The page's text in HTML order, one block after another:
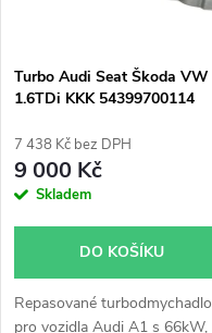
Turbo Audi Seat Škoda VW
1.6TDi KKK 54399700114
54399700136 54399700086
7 438 Kč bez DPH
9 000 Kč
Skladem
DO KOŠÍKU
Repasované turbodmychadlo
pro vozidla Audi A1 s 66kW,